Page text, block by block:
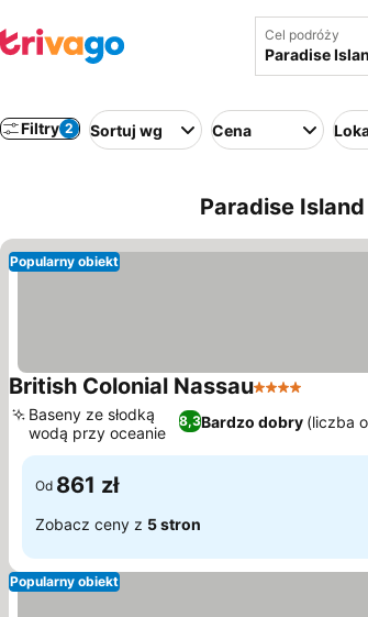
Cel podróży
Filtry 2 Sortuj wg Cena
Paradise
Popularny obiekt
British Colonial Nassau4 Kategoria
8,3Bardzo dobry (liczba
Baseny ze słodką
wodą przy oceanie
Od 861 zł
Zobacz ceny z 5 stron
Popularny obiekt